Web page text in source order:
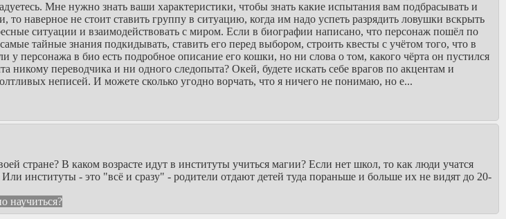
Мне нужно знать ваши характеристики, чтобы знать какие испытания вам подбрасывать и
наверное не стоит ставить группу в ситуацию, когда им надо успеть разрядить ловушки вскрыть
ситуации и взаимодействовать с миром. Если в биографии написано, что персонаж пошёл по
тайные знания подкидывать, ставить его перед выбором, строить квесты с учётом того, что в
персонажа в био есть подробное описание его кошки, но ни слова о том, какого чёрта он пустился
переводчика и ни одного следопыта? Окей, будете искать себе врагов по акцентам и
неписей. И можете сколько угодно ворчать, что я ничего не понимаю, но е...
стране? В каком возрасте идут в институты учиться магии? Если нет школ, то как люди учатся
институты - это "всё и сразу" - родители отдают детей туда пораньше и больше их не видят до 20-
научиться?